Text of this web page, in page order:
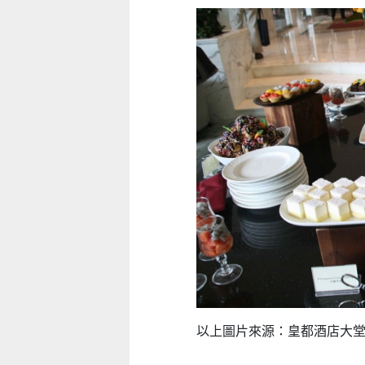
以上圖片來源：皇都酒店大